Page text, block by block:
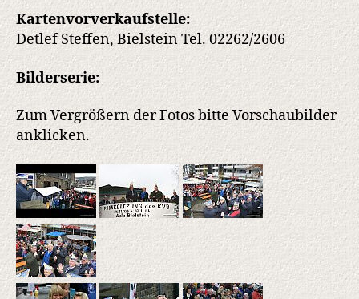
Kartenvorverkaufstelle:
Detlef Steffen, Bielstein Tel. 02262/2606
Bilderserie:
Zum Vergrößern der Fotos bitte Vorschaubilder
anklicken.